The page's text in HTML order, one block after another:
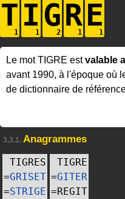
TIGRE
Le mot TIGRE estvalable
avant 1990, à l'époque où
de dictionnaire de
3.3.1. Anagrammes
TIGRES
=GRISET
=STRIGE
TIGRE
=GITER
=REGIT